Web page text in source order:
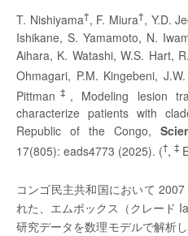
T. Nishiyama†, F. Miura†, Y.D.
Ishikane, S. Yamamoto, N.
Aihara, K. Watashi, W.S. Hart,
Ohmagari, P.M. Kingebeni,
Pittman ‡ , Modeling lesion
characterize patients with
Republic of the Congo,
17(805): eads4773 (2025). (†, ‡
コンゴ民主共和国において
れた、エムポックス（クレード
研究データを数理モデルで解析